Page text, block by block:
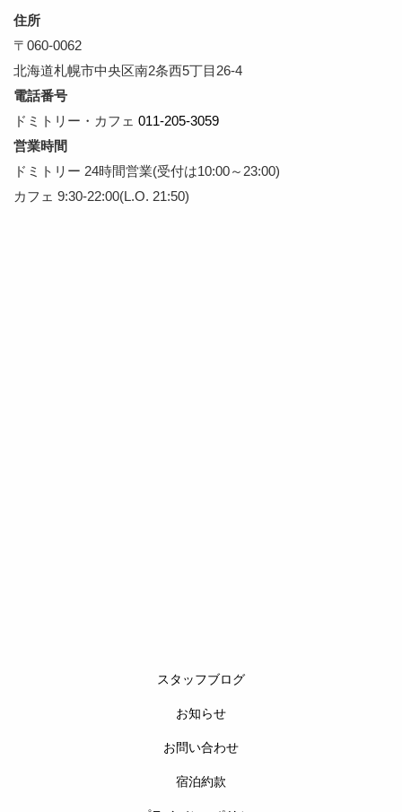
住所
〒060-0062
北海道札幌市中央区南2条⻄5丁⽬26-4
電話番号
ドミトリー・カフェ 011-205-3059
営業時間
ドミトリー 24時間営業(受付は10:00～23:00)
カフェ 9:30-22:00(L.O. 21:50)
スタッフブログ
お知らせ
お問い合わせ
宿泊約款